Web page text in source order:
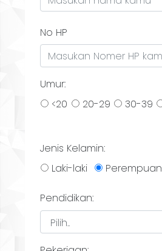
No HP
Umur:
<20
20-29 30-39
Jenis Kelamin:
Laki-laki
Perempuan
Pendidikan: